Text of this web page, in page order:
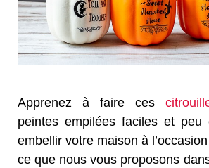
Apprenez à faire ces
peintes empilées faciles et peu
embellir votre maison à
ce que nous vous proposons